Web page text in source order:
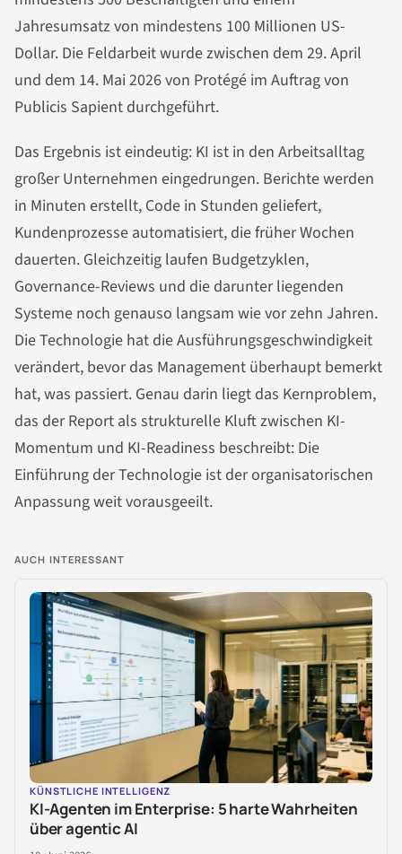
Jahresumsatz von mindestens 100 Millionen US-
Dollar. Die Feldarbeit wurde zwischen dem 29. April
und dem 14. Mai 2026 von Protégé im Auftrag von
Publicis Sapient durchgeführt.
Das Ergebnis ist eindeutig: KI ist in den Arbeitsalltag
großer Unternehmen eingedrungen. Berichte werden
in Minuten erstellt, Code in Stunden geliefert,
Kundenprozesse automatisiert, die früher Wochen
dauerten. Gleichzeitig laufen Budgetzyklen,
Governance-Reviews und die darunter liegenden
Systeme noch genauso langsam wie vor zehn Jahren.
Die Technologie hat die Ausführungsgeschwindigkeit
verändert, bevor das Management überhaupt bemerkt
hat, was passiert. Genau darin liegt das Kernproblem,
das der Report als strukturelle Kluft zwischen KI-
Momentum und KI-Readiness beschreibt: Die
Einführung der Technologie ist der organisatorischen
Anpassung weit vorausgeeilt.
AUCH INTERESSANT
KÜNSTLICHE INTELLIGENZ
KI-Agenten im Enterprise: 5 harte Wahrheiten
über agentic AI